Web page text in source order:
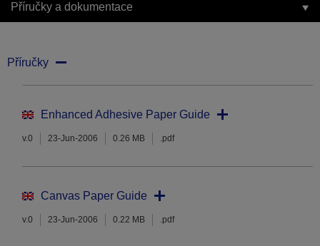
Příručky a dokumentace
Příručky
Enhanced Adhesive Paper Guide
v.0 23-Jun-2006 0.26 MB .pdf
Canvas Paper Guide
v.0 23-Jun-2006 0.22 MB .pdf